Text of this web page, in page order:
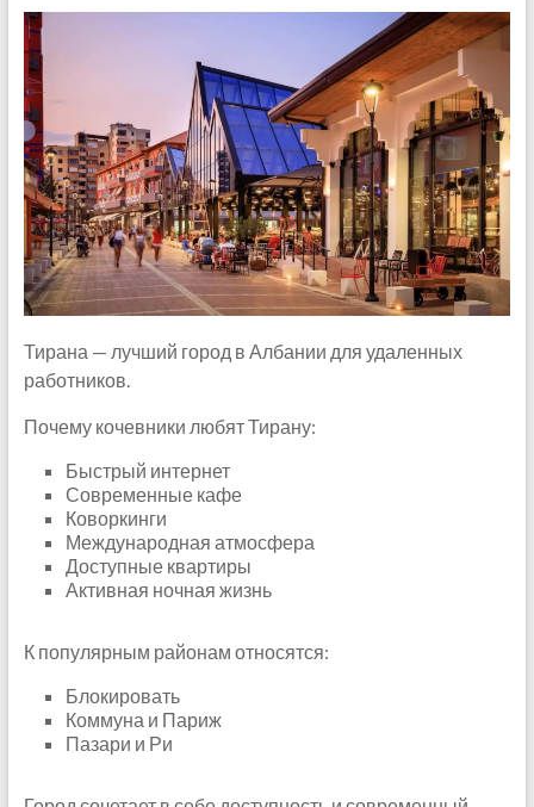
Тирана — лучший город в Албании для удаленных
работников.
Почему кочевники любят Тирану:
Быстрый интернет
Современные кафе
Коворкинги
Международная атмосфера
Доступные квартиры
Активная ночная жизнь
К популярным районам относятся:
Блокировать
Коммуна и Париж
Пазари и Ри